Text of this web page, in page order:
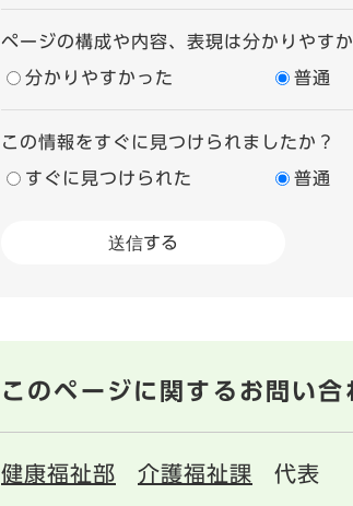
ページの構成や内容、表現は分かりやす
分かりやすかった 普通
この情報をすぐに見つけられましたか？
すぐに見つけられた 普通
このページに関するお問い合
健康福祉部 介護福祉課 代表